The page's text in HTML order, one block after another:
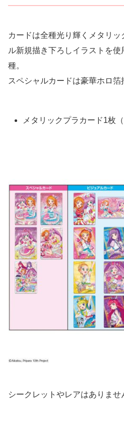
カードは全種光り輝くメタリ
ル新規描き下ろしイラストを
種。
スペシャルカードは豪華ホロ箔
メタリックプラカード1枚（
シークレットやレアはありませ